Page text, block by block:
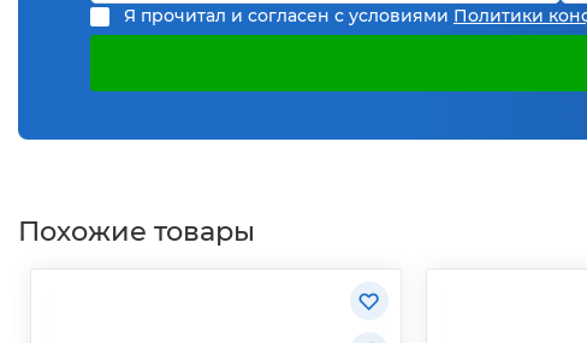
Я прочитал и согласен с условиями Политики
Похожие товары